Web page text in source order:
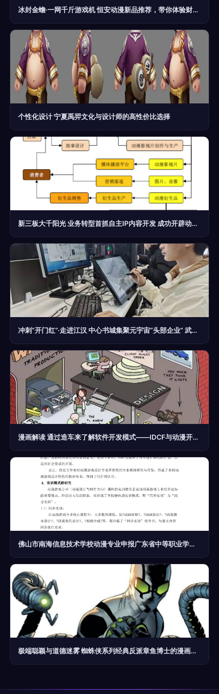
冰封金蟾·一网千斤游戏机 恒安动漫新品推荐，带你体验财富新密码
个性化设计 宁夏禹羿文化与设计师的高性价比选择
新三板大千阳光 业务转型首抓自主IP内容开发 成功开辟动漫开发新局
冲刺“开门红”·走进江汉 中心书城集聚元宇宙“头部企业” 武汉江汉首个文化产业“亿元楼”破壳
漫画解读 通过造车来了解软件开发模式——IDCF与动漫开发的奇妙联动
佛山市南海信息技术学校动漫专业申报广东省中等职业学校重点建设 动漫开发方向
极端聪颖与道德迷雾 蜘蛛侠系列经典反派章鱼博士的漫画演变史